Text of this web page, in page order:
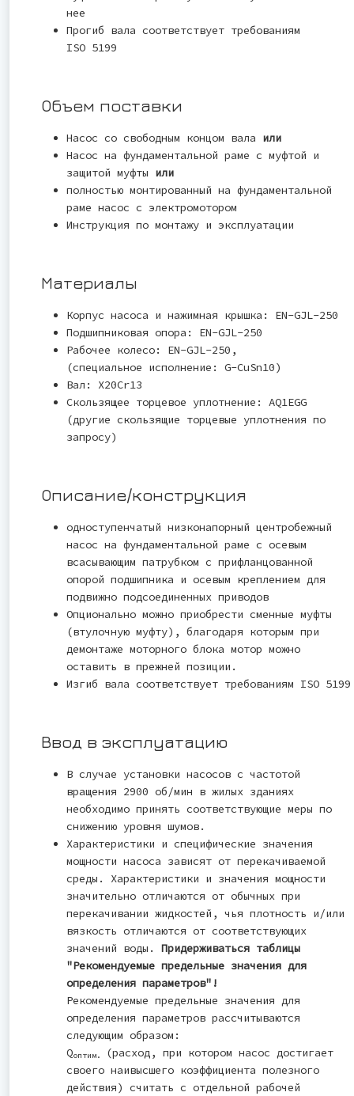
нее
Прогиб вала соответствует требованиям
ISO 5199
Объем поставки
Насос со свободным концом вала или
Насос на фундаментальной раме с муфтой и
защитой муфты или
полностью монтированный на фундаментальной
раме насос с электромотором
Инструкция по монтажу и эксплуатации
Материалы
Корпус насоса и нажимная крышка: EN-GJL-250
Подшипниковая опора: EN-GJL-250
Рабочее колесо: EN-GJL-250,
(специальное исполнение: G-CuSn10)
Вал: X20Cr13
Скользящее торцевое уплотнение: AQ1EGG
(другие скользящие торцевые уплотнения по
запросу)
Описание/конструкция
одноступенчатый низконапорный центробежный
насос на фундаментальной раме с осевым
всасывающим патрубком с прифланцованной
опорой подшипника и осевым креплением для
подвижно подсоединенных приводов
Опционально можно приобрести сменные муфты
(втулочную муфту), благодаря которым при
демонтаже моторного блока мотор можно
оставить в прежней позиции.
Изгиб вала соответствует требованиям ISO 5199
Ввод в эксплуатацию
В случае установки насосов с частотой
вращения 2900 об/мин в жилых зданиях
необходимо принять соответствующие меры по
снижению уровня шумов.
Характеристики и специфические значения
мощности насоса зависят от перекачиваемой
среды. Характеристики и значения мощности
значительно отличаются от обычных при
перекачивании жидкостей, чья плотность и/или
вязкость отличаются от соответствующих
значений воды. Придерживаться таблицы
"Рекомендуемые предельные значения для
определения параметров"!
Рекомендуемые предельные значения для
определения параметров рассчитываются
следующим образом:
Qоптим.
(расход, при котором насос достигает
своего наивысшего коэффициента полезного
действия) считать с отдельной рабочей